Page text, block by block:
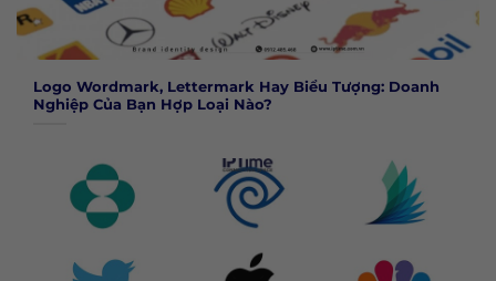
Logo Wordmark, Lettermark Hay Biểu Tượng: Doanh
Nghiệp Của Bạn Hợp Loại Nào?